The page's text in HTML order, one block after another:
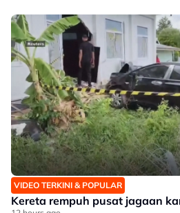
VIDEO TERKINI & POPULAR
Kereta rempuh pusat jagaan